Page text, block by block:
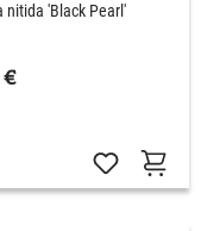
nitida 'Black Pearl'
€